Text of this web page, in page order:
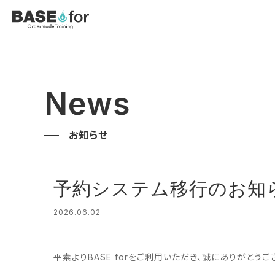
News
お知らせ
予約システム移行のお知
2026.06.02
平素よりBASE forをご利用いただき、誠にありがとうご